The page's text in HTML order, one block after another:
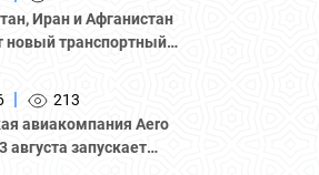
палатой
Казахстана
Иран и Афганистан
новый транспортный
|
213
авиакомпания Aero
августа запускает